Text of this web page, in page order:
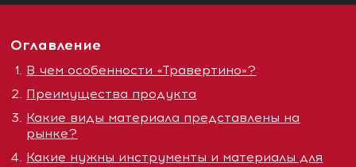
Оглавление
В чем особенности «Травертино»?
Преимущества продукта
Какие виды материала представлены на
рынке?
Какие нужны инструменты и материалы для